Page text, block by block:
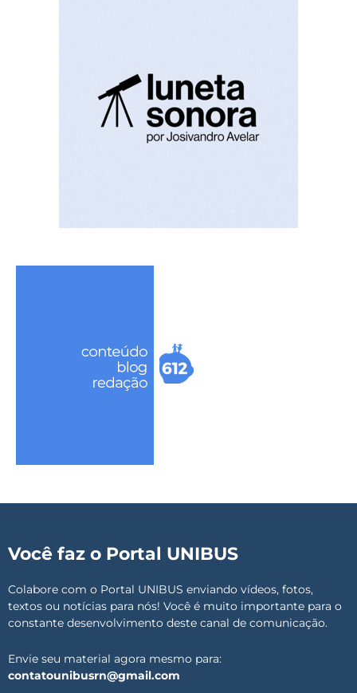
Você faz o Portal UNIBUS
Colabore com o Portal UNIBUS enviando vídeos, fotos,
textos ou notícias para nós! Você é muito importante para o
constante desenvolvimento deste canal de comunicação.
Envie seu material agora mesmo para:
contatounibusrn@gmail.com